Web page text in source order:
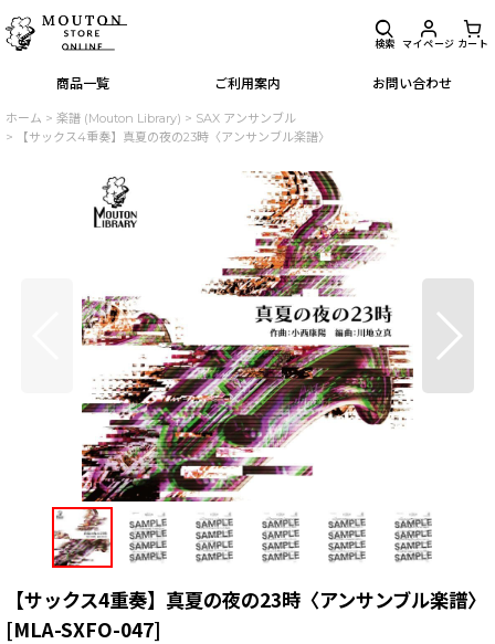
商品一覧 ご利用案内 お問い合わせ
検索 マイページ カート
ホーム > 楽譜 (Mouton Library) > SAX アンサンブル
>
【サックス4重奏】真夏の夜の23時〈アンサンブル楽譜〉
【サックス4重奏】真夏の夜の23時〈アンサンブル楽譜〉
[MLA-SXFO-047]